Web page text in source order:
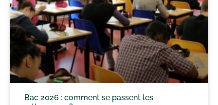
Bac 2026 : comment se passent les